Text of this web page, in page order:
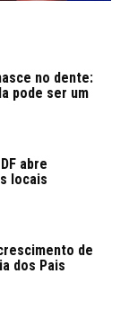
no dente:
pode ser um
abre
locais
de
dos Pais